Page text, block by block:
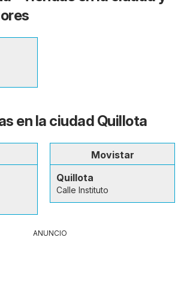
en la ciudad Quillota
Movistar
Quillota
Calle Instituto
ANUNCIO